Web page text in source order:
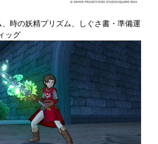
時の妖精プリズム、しぐさ書・準備運
ッグ